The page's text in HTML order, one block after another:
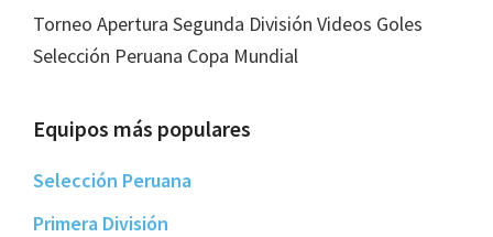
Torneo Apertura Segunda División Videos Goles
Selección Peruana Copa Mundial
Equipos más populares
Selección Peruana
Primera División